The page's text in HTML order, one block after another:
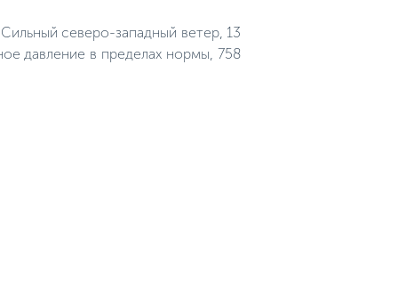
северо-западный ветер, 13
давление в пределах нормы, 758